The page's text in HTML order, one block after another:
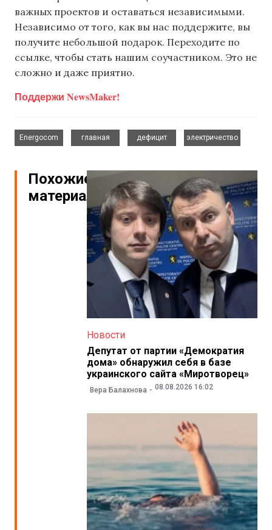
важных проектов и оставаться независимыми.
Независимо от того, как вы нас поддержите, вы
получите небольшой подарок. Переходите по
ссылке, чтобы стать нашим соучастником. Это не
сложно и даже приятно.
Поддержи NewsMaker!
Energocom
главная
дефицит
электричество
Похожие
материалы
Новости
Депутат от партии «Демократия
дома» обнаружил себя в базе
украинского сайта «Миротворец»
Вера Балахнова 08.08.2026 16:02